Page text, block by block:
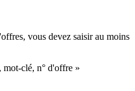
vous devez saisir au moins
mot-clé, n° d'offre »